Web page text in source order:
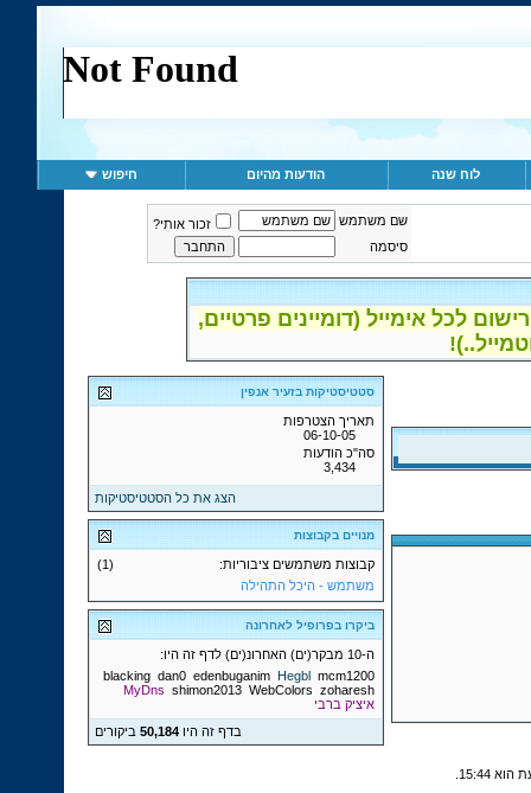
לוח שנה הודעות מהיום חיפוש
שם משתמש
זכור אותי?
סיסמה
לכל אימייל (דומיינים פרטיים,
סטטיסטיקות בזעיר אנפין
תאריך הצטרפות
06-10-05
סה"כ הודעות
3,434
הצג את כל הסטטיסטיקות
מנויים בקבוצות
(1)
קבוצות משתמשים ציבוריות:
משתמש - היכל התהילה
ביקרו בפרופיל לאחרונה
ה-10 מבקר(ים) האחרונ(ים) לדף זה היו:
blacking dan0 edenbuganim Hegbl mcm1200
MyDns shimon2013 WebColors zoharesh
איציק ברבי
בדף זה היו50,184 ביקורים
15:44